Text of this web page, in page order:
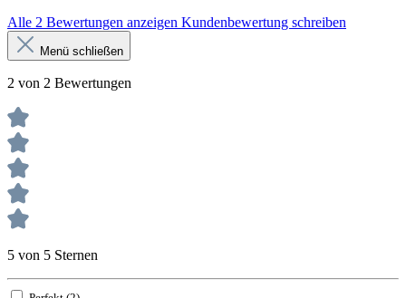
Alle 2 Bewertungen anzeigen Kundenbewertung schreiben
Menü schließen
2 von 2 Bewertungen
5 von 5 Sternen